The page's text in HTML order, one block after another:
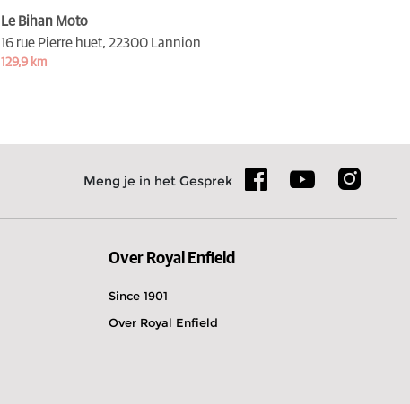
Le Bihan Moto
16 rue Pierre huet, 22300 Lannion
129,9 km
Meng je in het Gesprek
Over Royal Enfield
Since 1901
Over Royal Enfield